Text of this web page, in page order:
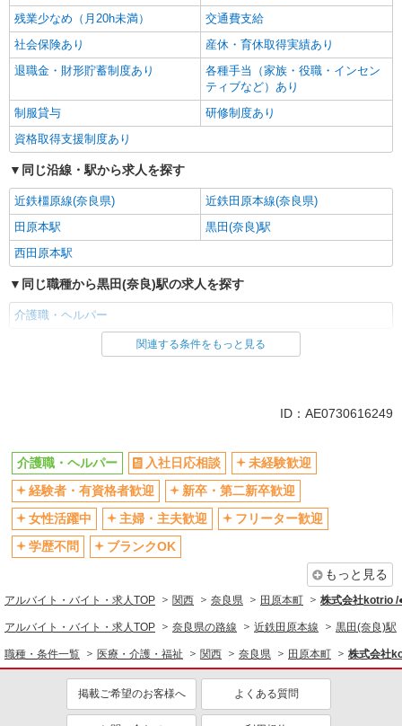
残業少なめ（月20h未満）
交通費支給
社会保険あり
産休・育休取得実績あり
退職金・財形貯蓄制度あり
各種手当（家族・役職・インセン
ティブなど）あり
制服貸与
研修制度あり
資格取得支援制度あり
同じ沿線・駅から求人を探す
近鉄橿原線(奈良県)
近鉄田原本線(奈良県)
田原本駅
黒田(奈良)駅
西田原本駅
同じ職種から黒田(奈良)駅の求人を探す
介護職・ヘルパー
同じ雇用形態から黒田(奈良)駅の求人を探す
経験者・有資格者歓迎
新卒・第二新卒歓迎
女性活躍中
主婦・主夫歓迎
フリーター歓迎
学歴不問
ブランクOK
シニア（60代～）活躍中
高収入・高額
ボーナス・賞与あり
昇給あり
完全週休2日制
フルタイム歓迎
禁煙・分煙
駅直結・駅チカ
車通勤OK
バイク通勤OK
自転車通勤OK
関連する条件をもっと見る
ID：AE0730616249
介護職・ヘルパー 入社日応相談
未経験歓迎
経験者・有資格者歓迎
新卒・第二新卒歓迎
女性活躍中
主婦・主夫歓迎
フリーター歓迎
学歴不問
ブランクOK
もっと見る
アルバイト・バイト・求人TOP 関西 奈良県 田原本町 株式会社kotrio /
アルバイト・バイト・求人TOP 奈良県の路線 近鉄田原本線 黒田(奈良)駅
職種・条件一覧 医療・介護・福祉 関西 奈良県 田原本町 株式会社
掲載ご希望のお客様へ よくある質問